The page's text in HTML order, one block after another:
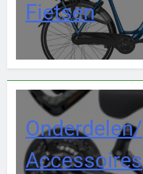
Fietsen
Onderdelen/
Accessoires